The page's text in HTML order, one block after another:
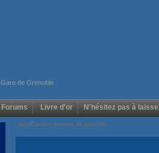
Gare de Grenoble
Forums Livre d'or N'hésitez pas à
Voir/Cacher menus de gauche